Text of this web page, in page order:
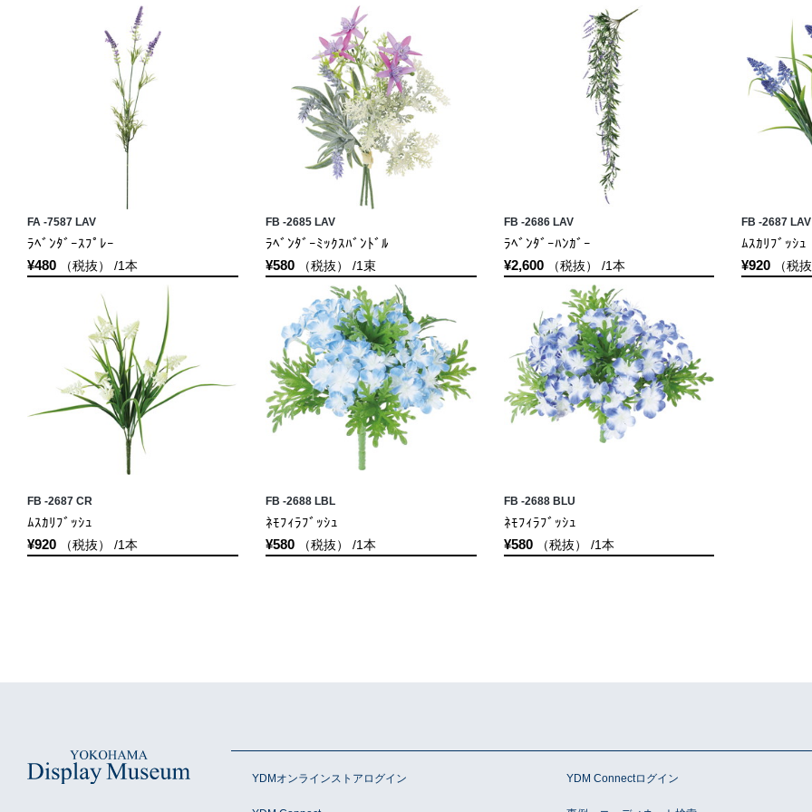
FA -7587 LAV
ﾗﾍﾞﾝﾀﾞｰｽﾌﾟﾚｰ
¥480 （税抜） /1本
FB -2685 LAV
ﾗﾍﾞﾝﾀﾞｰﾐｯｸｽﾊﾞﾝﾄﾞﾙ
¥580（税抜） /1束
FB -2686 LAV
ﾗﾍﾞﾝﾀﾞｰﾊﾝｶﾞｰ
¥2,600（税抜） /1本
FB -2687 LAV
ﾑｽｶﾘﾌﾞｯｼｭ
¥920 （税
FB -2687 CR
ﾑｽｶﾘﾌﾞｯｼｭ
¥920 （税抜） /1本
FB -2688 LBL
ﾈﾓﾌｨﾗﾌﾞｯｼｭ
¥580（税抜） /1本
FB -2688 BLU
ﾈﾓﾌｨﾗﾌﾞｯｼｭ
¥580（税抜） /1本
YDMオンラインストアログイン YDM Connectログイン